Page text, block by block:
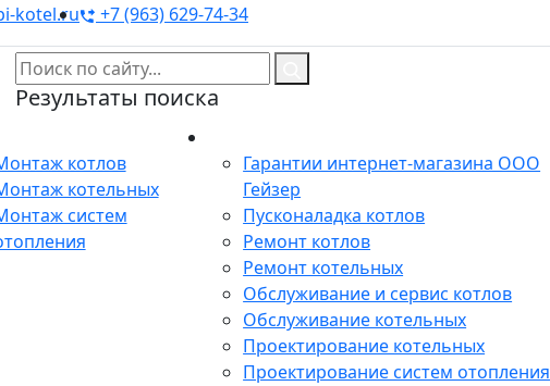
kotel.ru +7 (963) 629-74-34
Результаты поиска
котлов
котельных
систем
Гарантии интернет-магазина ООО
Гейзер
Пусконаладка котлов
Ремонт котлов
Ремонт котельных
Обслуживание и сервис котлов
Обслуживание котельных
Проектирование котельных
Проектирование систем отопления